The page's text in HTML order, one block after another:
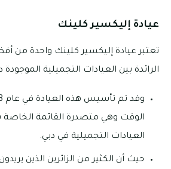
عيادة إليكسير كلينك
تعتبر عيادة إليكسير كلينك واحدة من
الرائدة بين العيادات التجميلية الموجودة
الوقت وهي متصدرة القائمة
العيادات التجميلية في دبي.
حيث أن الكثير من الزائرين الذين